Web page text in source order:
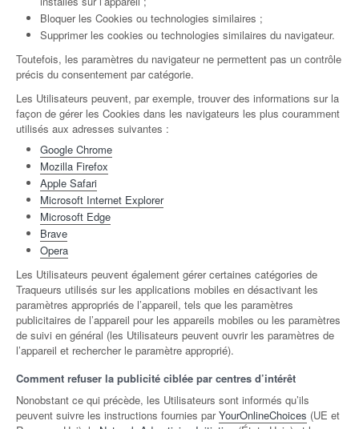
Bloquer les Cookies ou technologies similaires ;
Supprimer les cookies ou technologies similaires du navigateur.
Toutefois, les paramètres du navigateur ne permettent pas un contrôle
précis du consentement par catégorie.
Les Utilisateurs peuvent, par exemple, trouver des informations sur la
façon de gérer les Cookies dans les navigateurs les plus couramment
utilisés aux adresses suivantes :
Google Chrome
Mozilla Firefox
Apple Safari
Microsoft Internet Explorer
Microsoft Edge
Brave
Opera
Les Utilisateurs peuvent également gérer certaines catégories de
Traqueurs utilisés sur les applications mobiles en désactivant les
paramètres appropriés de l’appareil, tels que les paramètres
publicitaires de l’appareil pour les appareils mobiles ou les paramètres
de suivi en général (les Utilisateurs peuvent ouvrir les paramètres de
l’appareil et rechercher le paramètre approprié).
Comment refuser la publicité ciblée par centres d’intérêt
Nonobstant ce qui précède, les Utilisateurs sont informés qu’ils
peuvent suivre les instructions fournies parYourOnlineChoices (UE et